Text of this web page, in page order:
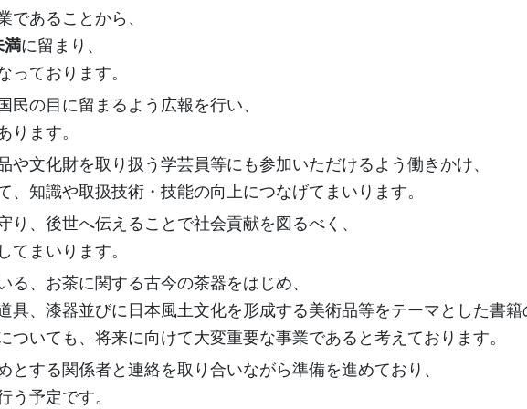
であることから、
満に留まり、
っております。
民の目に留まるよう広報を行い、
ります。
や文化財を取り扱う学芸員等にも参加いただけるよう働きかけ、
、知識や取扱技術・技能の向上につなげてまいります。
り、後世へ伝えることで社会貢献を図るべく、
てまいります。
る、お茶に関する古今の茶器をはじめ、
具、漆器並びに日本風土文化を形成する美術品等をテーマとした書籍
ついても、将来に向けて大変重要な事業であると考えております。
とする関係者と連絡を取り合いながら準備を進めており、
う予定です。